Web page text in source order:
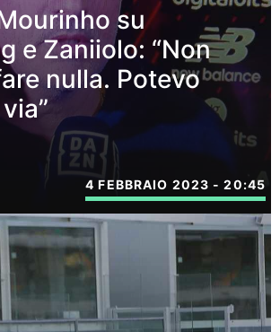
su
e Zaniiolo: “Non
nulla. Potevo
4 FEBBRAIO 2023 - 20:45